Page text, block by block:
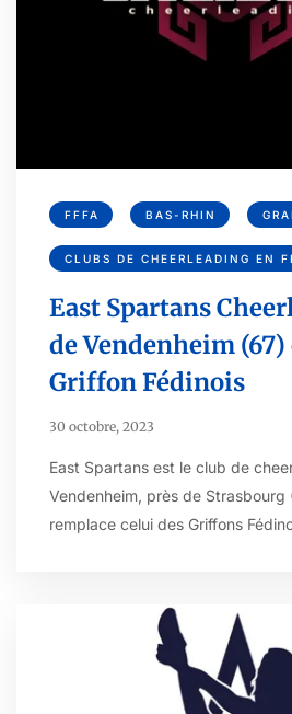
FFFA BAS-RHIN
CLUBS DE CHEERLEADING EN
East Spartans
de Vendenheim (67)
Griffon Fédinois
30 octobre, 2023
East Spartans est le club de
Vendenheim, près de Strasbourg
remplace celui des Griffons